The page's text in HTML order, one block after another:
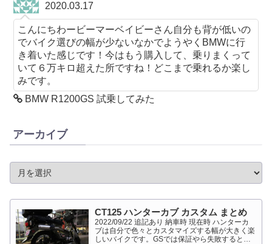
2020.03.17
こんにちわービーマーベイビーさん自分も背が低いの
でバイク選びの幅が少ないなかでようやくBMWに行
き着いた感じです！今はもう購入して、乗りまくって
いて６万キロ超えた所ですね！どこまで乗れるか楽し
みです。
BMW R1200GS 試乗してみた
アーカイブ
CT125 ハンターカブ カスタム まとめ
2022/09/22 追記あり 納車時 現在時 ハンターカ
ブは自分で色々とカスタマイズする幅が大きく楽
しいバイクです。GSでは保証やら失敗すると高